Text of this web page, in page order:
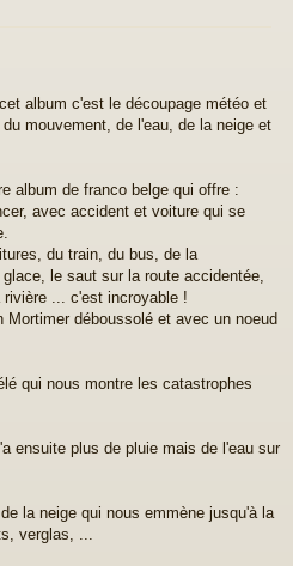
album c'est le découpage météo et
mouvement, de l'eau, de la neige et
album de franco belge qui offre :
avec accident et voiture qui se
du train, du bus, de la
le saut sur la route accidentée,
... c'est incroyable !
déboussolé et avec un noeud
qui nous montre les catastrophes
ensuite plus de pluie mais de l'eau sur
la neige qui nous emmène jusqu'à la
verglas, ...